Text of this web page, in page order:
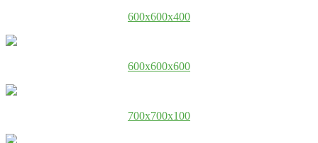
600x600x400
600x600x600
700x700x100